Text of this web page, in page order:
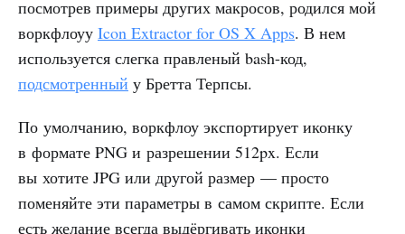
посмотрев примеры других макросов, родился мой
воркфлоуу Icon Extractor for OS X Apps. В нем
используется слегка правленый bash-код,
подсмотренный у Бретта Терпсы.
По умолчанию, воркфлоу экспортирует иконку
в формате PNG и разрешении 512px. Если
вы хотите JPG или другой размер — просто
поменяйте эти параметры в самом скрипте. Если
есть желание всегда выдёргивать иконки